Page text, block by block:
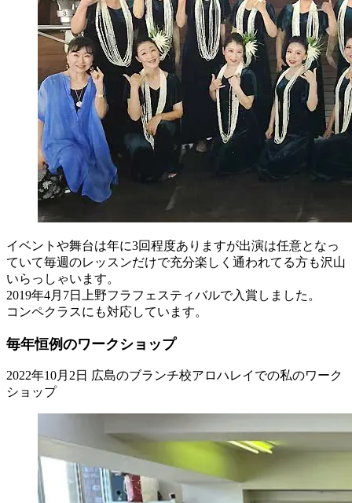
イベントや舞台は年に3回程度ありますが出演は任意となっ
ていて毎週のレッスンだけで充分楽しく通われてる方も沢山
いらっしゃいます。
2019年4月7日上野フラフェスティバルで入賞しました。
コンペクラスにも対応しています。
毎年恒例のワークショップ
2022年10月2日 広島のブランチ校アロハレイでの私のワーク
ショップ